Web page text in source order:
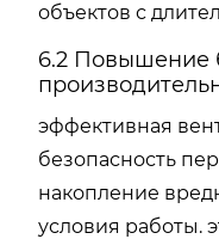
объектов с
6.2 Повышение
эффективная
безопасность
накопление
условия работы.